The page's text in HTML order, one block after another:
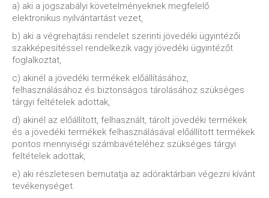
a) aki a jogszabályi követelményeknek megfelelő
elektronikus nyilvántartást vezet,
b) aki a végrehajtási rendelet szerinti jövedéki ügyintézői
szakképesítéssel rendelkezik vagy jövedéki ügyintézőt
foglalkoztat,
c) akinél a jövedéki termékek előállításához,
felhasználásához és biztonságos tárolásához szükséges
tárgyi feltételek adottak,
d) akinél az előállított, felhasznált, tárolt jövedéki termékek
és a jövedéki termékek felhasználásával előállított termékek
pontos mennyiségi számbavételéhez szükséges tárgyi
feltételek adottak,
e) aki részletesen bemutatja az adóraktárban végezni kívánt
tevékenységet.